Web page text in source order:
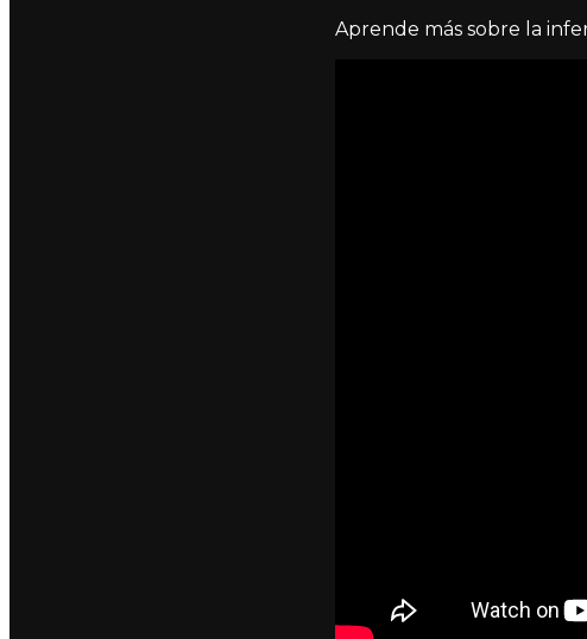
Aprende más sobre la